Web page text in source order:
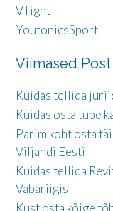
VTight
YoutonicsSport
Viimased Post
Kuidas tellida
Kuidas osta tupe
Parim koht osta
Viljandi Eesti
Kuidas tellida
Vabariigis
Kust osta kõige